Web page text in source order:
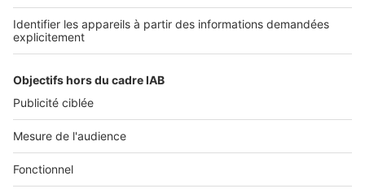
Informations légales
Politique Générale de Protection des Données
Charte éditeur
Paramétrer mes cookies